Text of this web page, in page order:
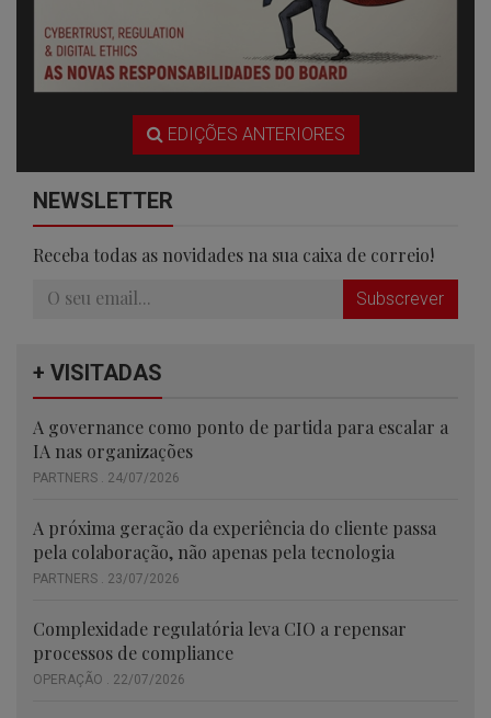
EDIÇÕES ANTERIORES
NEWSLETTER
Receba todas as novidades na sua caixa de correio!
Subscrever
+ VISITADAS
A governance como ponto de partida para escalar a
IA nas organizações
PARTNERS . 24/07/2026
A próxima geração da experiência do cliente passa
pela colaboração, não apenas pela tecnologia
PARTNERS . 23/07/2026
Complexidade regulatória leva CIO a repensar
processos de compliance
OPERAÇÃO . 22/07/2026